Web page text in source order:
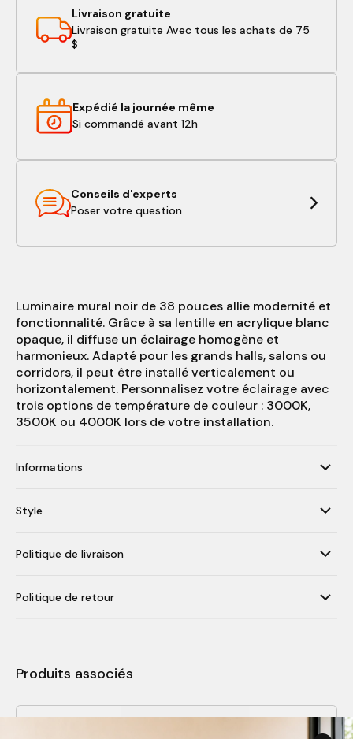
Livraison gratuite
Livraison gratuite Avec tous les achats de 75
$
Expédié la journée même
Si commandé avant 12h
Conseils d'experts
Poser votre question
Luminaire mural noir de 38 pouces allie modernité et
fonctionnalité. Grâce à sa lentille en acrylique blanc
opaque, il diffuse un éclairage homogène et
harmonieux. Adapté pour les grands halls, salons ou
corridors, il peut être installé verticalement ou
horizontalement. Personnalisez votre éclairage avec
trois options de température de couleur : 3000K,
3500K ou 4000K lors de votre installation.
Informations
Style
Politique de livraison
Politique de retour
Produits associés